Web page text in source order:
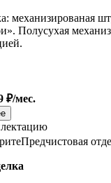
механизированая
Полусухая
₽/мес.
Предчистовая